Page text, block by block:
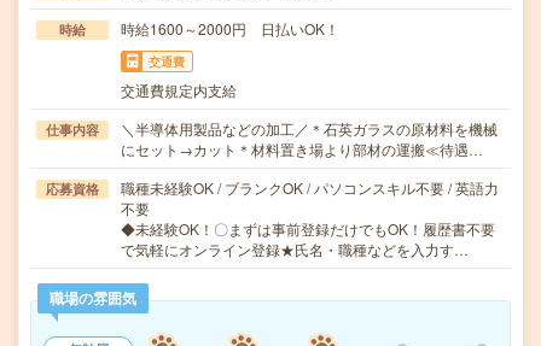
時給 時給1600～2000円 日払いOK！
交通費
交通費規定内支給
仕事内容
＼半導体用製品などの加工／＊石英ガラスの原材料を機械
にセット→カット＊材料置き場より部材の運搬≪待遇…
応募資格
職種未経験OK / ブランクOK / パソコンスキル不要 / 英語力
不要
◆未経験OK！〇まずは事前登録だけでもOK！履歴書不要
で気軽にオンライン登録★氏名・職種などを入力す…
職場の雰囲気